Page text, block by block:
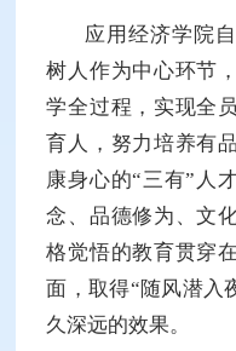
应用经济学院
树人作为中心环节
学全过程，实现全
育人，努力培养有
康身心的“三有”人
念、品德修为、文
格觉悟的教育贯穿
面，取得“随风潜入
久深远的效果。